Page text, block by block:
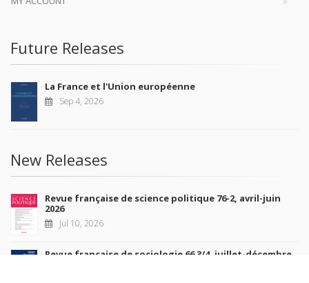
Future Releases
La France et l'Union européenne
Sep 4, 2026
New Releases
Revue française de science politique 76-2, avril-juin
2026
Jul 10, 2026
Revue française de sociologie 66 3/4, juillet-décembre